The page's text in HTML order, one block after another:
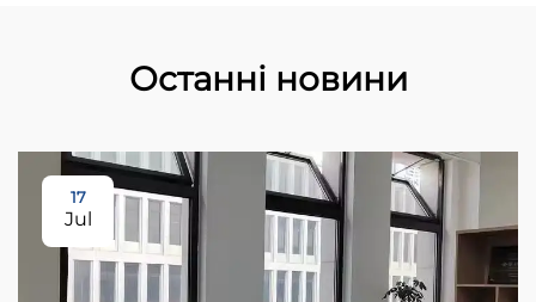
Останні новини
17
Jul